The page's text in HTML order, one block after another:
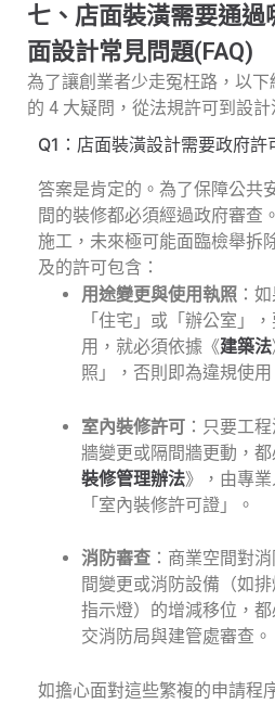
七、店面裝潢需要通過
面設計常見問題(FAQ)
為了讓創業者少走冤枉路，以
的 4 大疑問，從法規許可到設
Q1：店面裝潢設計需要政府許
答案是肯定的。為了保障公共
間的裝修都必須經過政府審查
施工，未來極可能面臨檢舉拆
及的許可包含：
用途變更與使用執照 ：
「住宅」或「辦公室」
用，就必須依據《建築法
照」，否則即為違規使用
室內裝修許可 ：只要工
牆變更或隔間牆更動，
裝修管理辦法》，由專
「室內裝修許可證」。
消防審查 ：商業空間對
間變更或消防設備（如
指示燈）的增減移位，
交消防局與建管處審查。
如擔心面對這些繁複的申請程